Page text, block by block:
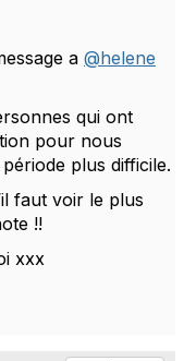
a @helene
qui ont
pour nous
plus difficile.
faut voir le plus
!!
xxx